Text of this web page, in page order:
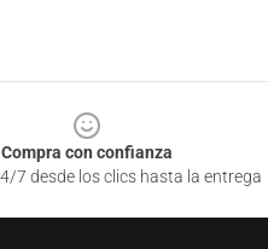
Compra con confianza
7 desde los clics hasta la entrega